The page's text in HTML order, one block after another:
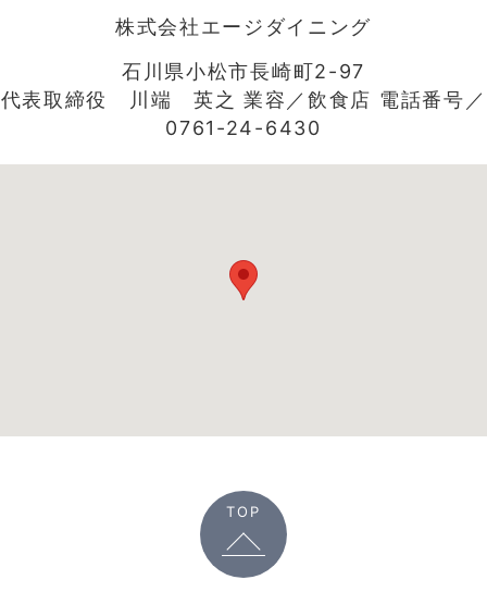
株式会社エージダイニング
石川県小松市長崎町2-97
代表取締役 川端 英之 業容／飲食店 電話番号／
0761-24-6430
TOP